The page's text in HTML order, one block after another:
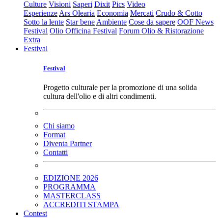
Culture Visioni Saperi Dixit Pics Video
Esperienze Ars Olearia Economia Mercati Crudo & Cotto
Sotto la lente Star bene Ambiente Cose da sapere OOF News
Festival Olio Officina Festival Forum Olio & Ristorazione
Extra
Festival
Festival
Progetto culturale per la promozione di una solida
cultura dell'olio e di altri condimenti.
Chi siamo
Format
Diventa Partner
Contatti
EDIZIONE 2026
PROGRAMMA
MASTERCLASS
ACCREDITI STAMPA
Contest